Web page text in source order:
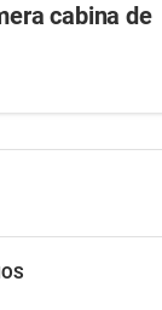
cabina de